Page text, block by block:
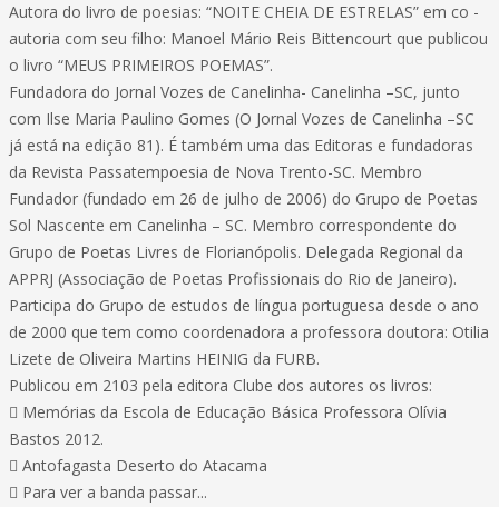
Autora do livro de poesias: “NOITE CHEIA DE ESTRELAS” em co -
autoria com seu filho: Manoel Mário Reis Bittencourt que publicou
o livro “MEUS PRIMEIROS POEMAS”.
Fundadora do Jornal Vozes de Canelinha- Canelinha –SC, junto
com Ilse Maria Paulino Gomes (O Jornal Vozes de Canelinha –SC
já está na edição 81). É também uma das Editoras e fundadoras
da Revista Passatempoesia de Nova Trento-SC. Membro
Fundador (fundado em 26 de julho de 2006) do Grupo de Poetas
Sol Nascente em Canelinha – SC. Membro correspondente do
Grupo de Poetas Livres de Florianópolis. Delegada Regional da
APPRJ (Associação de Poetas Profissionais do Rio de Janeiro).
Participa do Grupo de estudos de língua portuguesa desde o ano
de 2000 que tem como coordenadora a professora doutora: Otilia
Lizete de Oliveira Martins HEINIG da FURB.
Publicou em 2103 pela editora Clube dos autores os livros:
 Memórias da Escola de Educação Básica Professora Olívia
Bastos 2012.
 Antofagasta Deserto do Atacama
 Para ver a banda passar...